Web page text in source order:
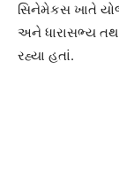
સિનેમેકસ ખાતે
અને ધારાસભ્ય
રહ્યા હતાં.